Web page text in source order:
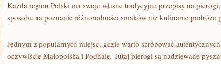
Każda region Polski ma swoje własne tradycyjne ⁢przepisy ⁣na
sposobu⁤ na⁢ poznanie różnorodności smaków niż kulinarne podróże
Jednym z popularnych miejsc, gdzie warto spróbować
oczywiście Małopolska i Podhale. Tutaj pierogi są nadziewane